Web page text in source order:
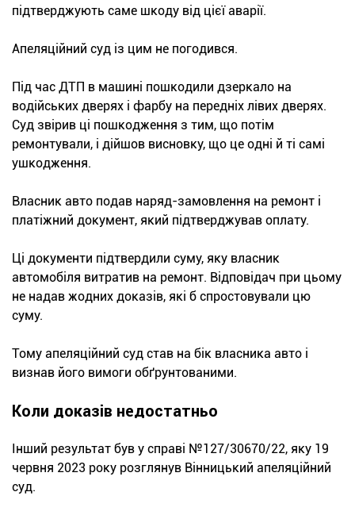
підтверджують саме шкоду від цієї аварії.
Апеляційний суд із цим не погодився.
Під час ДТП в машині пошкодили дзеркало на
водійських дверях і фарбу на передніх лівих дверях.
Суд звірив ці пошкодження з тим, що потім
ремонтували, і дійшов висновку, що це одні й ті самі
ушкодження.
Власник авто подав наряд-замовлення на ремонт і
платіжний документ, який підтверджував оплату.
Ці документи підтвердили суму, яку власник
автомобіля витратив на ремонт. Відповідач при цьому
не надав жодних доказів, які б спростовували цю
суму.
Тому апеляційний суд став на бік власника авто і
визнав його вимоги обґрунтованими.
Коли доказів недостатньо
Інший результат був у справі №127/30670/22, яку 19
червня 2023 року розглянув Вінницький апеляційний
суд.